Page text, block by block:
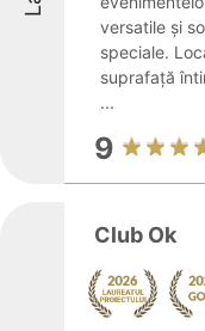
versatile și
speciale.
suprafață
...
9
Club Ok